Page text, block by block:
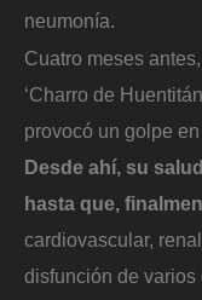
neumonía.
Cuatro meses
‘Charro de
provocó un golpe
Desde ahí, su
hasta que,
cardiovascular,
disfunción de varios